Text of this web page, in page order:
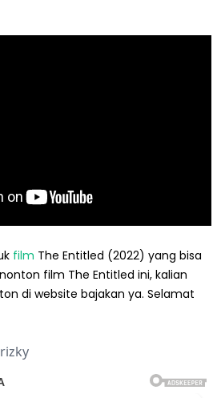
film The Entitled (2022) yang bisa
film The Entitled ini, kalian
di website bajakan ya. Selamat